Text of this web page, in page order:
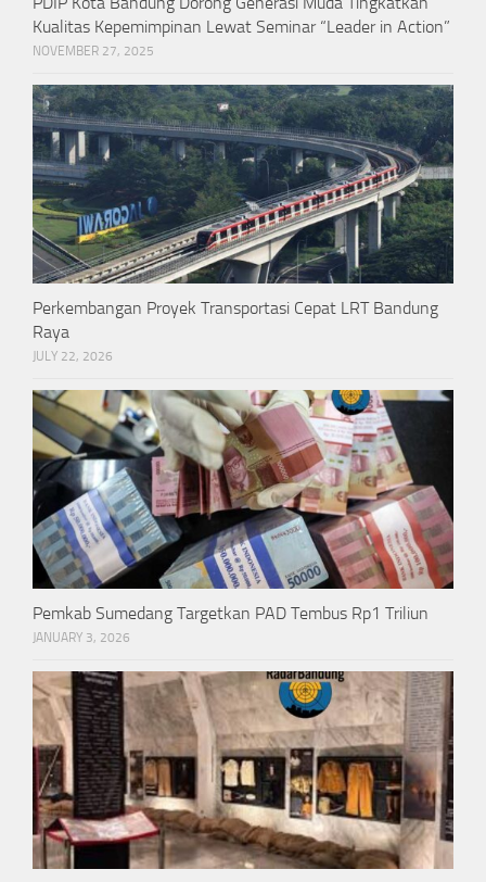
Kualitas Kepemimpinan Lewat Seminar “Leader in Action”
NOVEMBER 27, 2025
Perkembangan Proyek Transportasi Cepat LRT Bandung
Raya
JULY 22, 2026
Pemkab Sumedang Targetkan PAD Tembus Rp1 Triliun
JANUARY 3, 2026